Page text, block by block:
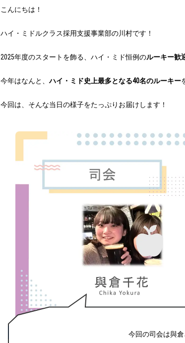
こんにちは！
ハイ・ミドルクラス採用支援事業部の川村です！
2025年度のスタートを飾る、ハイ・ミド恒例のルーキー歓
今年はなんと、ハイ・ミド史上最多となる40名のルーキー
今回は、そんな当日の様子をたっぷりお届けします！
今回の司会は與倉